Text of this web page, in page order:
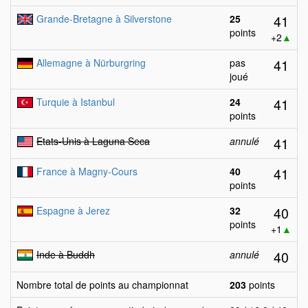
Grande-Bretagne à Silverstone
25
points
41
+2 ▲
Allemagne à Nürburgring
pas
joué
41
Turquie à Istanbul
24
points
41
Etats-Unis à Laguna Seca annulé 41
France à Magny-Cours
40
points
41
Espagne à Jerez
32
points
40
+1 ▲
Inde à Buddh
annulé 40
Nombre total de points au championnat 203 points